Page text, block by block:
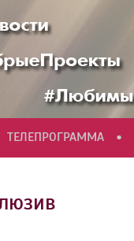
ТЕЛЕПРОГРАММА •